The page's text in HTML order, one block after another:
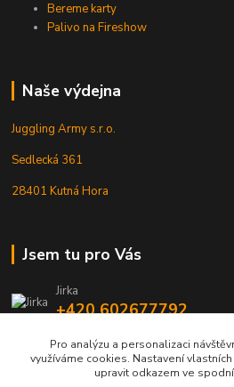
Bereme karty
Palivo na Fireshow
Naše výdejna
Juggling Army s.r.o.
Sedlecká 361
28401 Kutná Hora
Jsem tu pro Vás
Jirka
+420 602677792
info@jarmy.cz
Pro analýzu a personalizaci
využíváme cookies. Nastavení
upravit odkazem ve